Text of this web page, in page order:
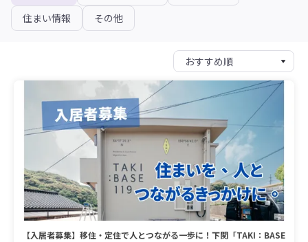
住まい情報
その他
【入居者募集】移住・定住で人とつながる一歩に！下関「TAKI：BASE